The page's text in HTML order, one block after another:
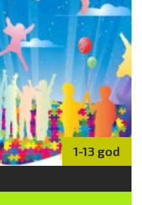
1-13 god